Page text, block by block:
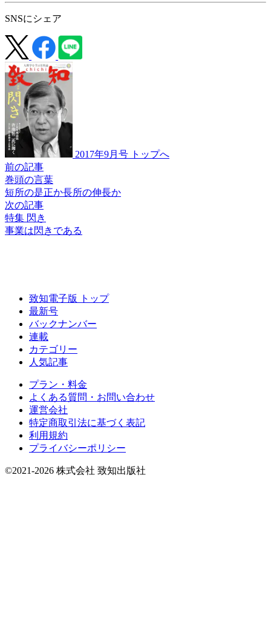
SNSにシェア
2017年9月号 トップへ
前の記事
巻頭の言葉
短所の是正か長所の伸長か
次の記事
特集 閃き
事業は閃きである
致知電子版 トップ
最新号
バックナンバー
連載
カテゴリー
人気記事
プラン・料金
よくある質問・お問い合わせ
運営会社
特定商取引法に基づく表記
利用規約
プライバシーポリシー
©2021-2026 株式会社 致知出版社